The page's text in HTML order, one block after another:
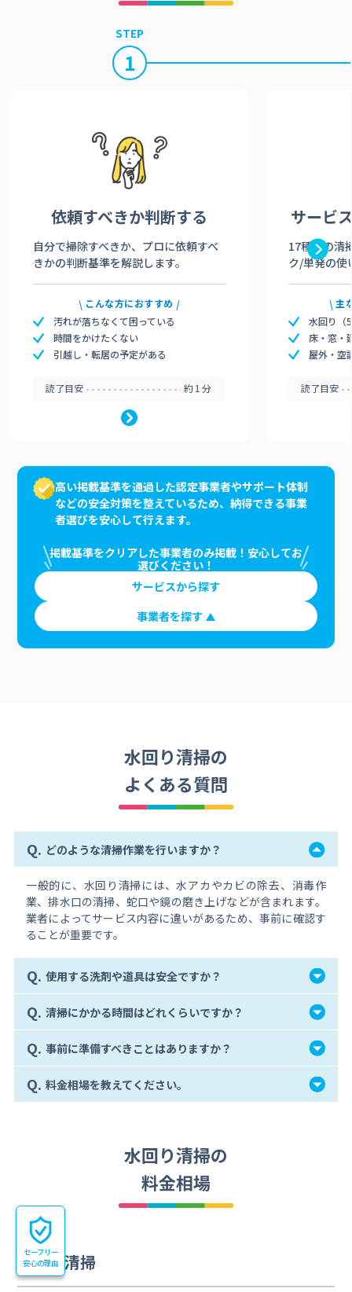
STEP
1
依頼すべきか判断する
自分で掃除すべきか、プロに依頼すべ
きかの判断基準を解説します。
こんな方におすすめ
汚れが落ちなくて困っている
時間をかけたくない
引越し・転居の予定がある
読了目安 約1分
サービ
17種類の清
ク/単発の使
主
水回り（
床・窓・
屋外・空
読了目安
高い掲載基準を通過した認定事業者やサポート体制
などの安全対策を整えているため、納得できる事業
者選びを安心して行えます。
掲載基準をクリアした事業者のみ掲載！安心してお
選びください！
サービスから探す
事業者を探す
水回り清掃の
よくある質問
Q. どのような清掃作業を行いますか？
一般的に、水回り清掃には、水アカやカビの除去、消毒作
業、排水口の清掃、蛇口や鏡の磨き上げなどが含まれます。
業者によってサービス内容に違いがあるため、事前に確認す
ることが重要です。
Q. 使用する洗剤や道具は安全ですか？
Q. 清掃にかかる時間はどれくらいですか？
Q. 事前に準備すべきことはありますか？
Q. 料金相場を教えてください。
水回り清掃の
料金相場
水回り清掃
セーフリー
安心の理由